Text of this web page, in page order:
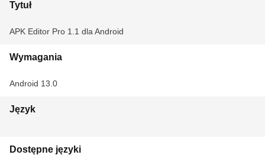
Tytuł
APK Editor Pro 1.1 dla Android
Wymagania
Android 13.0
Język
Dostępne języki